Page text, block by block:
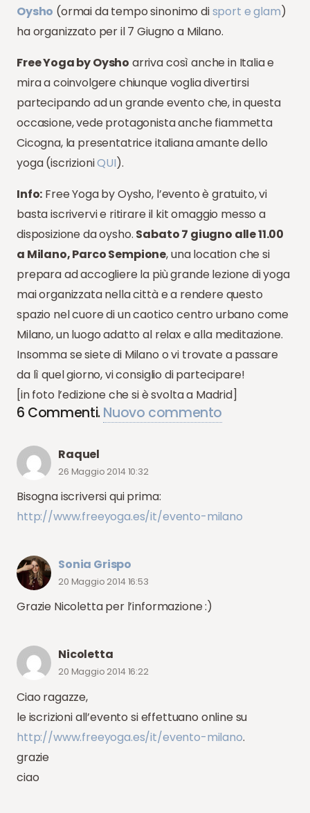
Oysho (ormai da tempo sinonimo disport e glam)
ha organizzato per il 7 Giugno a Milano.
Free Yoga by Oysho arriva così anche in Italia e
mira a coinvolgere chiunque voglia divertirsi
partecipando ad un grande evento che, in questa
occasione, vede protagonista anche fiammetta
Cicogna, la presentatrice italiana amante dello
yoga (iscrizioniQUI).
Info: Free Yoga by Oysho, l’evento è gratuito, vi
basta iscrivervi e ritirare il kit omaggio messo a
disposizione da oysho. Sabato 7 giugno alle 11.00
a Milano, Parco Sempione, una location che si
prepara ad accogliere la più grande lezione di yoga
mai organizzata nella città e a rendere questo
spazio nel cuore di un caotico centro urbano come
Milano, un luogo adatto al relax e alla meditazione.
Insomma se siete di Milano o vi trovate a passare
da lì quel giorno, vi consiglio di partecipare!
[in foto l’edizione che si è svolta a Madrid]
6 Commenti.Nuovo commento
Raquel
26 Maggio 2014 10:32
Bisogna iscriversi qui prima:
http://www.freeyoga.es/it/evento-milano
Sonia Grispo
20 Maggio 2014 16:53
Grazie Nicoletta per l’informazione :)
Nicoletta
20 Maggio 2014 16:22
Ciao ragazze,
le iscrizioni all’evento si effettuano online su
http://www.freeyoga.es/it/evento-milano.
grazie
ciao